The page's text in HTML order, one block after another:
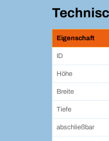
Eigenschaft
ID
Höhe
Breite
Tiefe
abschließbar